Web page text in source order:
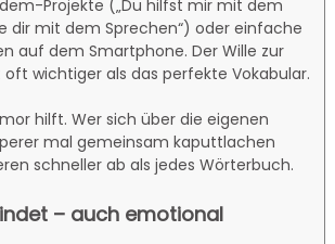
Projekte („Du hilfst mir mit dem
dir mit dem Sprechen“) oder einfache
auf dem Smartphone. Der Wille zur
wichtiger als das perfekte Vokabular.
hilft. Wer sich über die eigenen
mal gemeinsam kaputtlachen
schneller ab als jedes Wörterbuch.
– auch emotional